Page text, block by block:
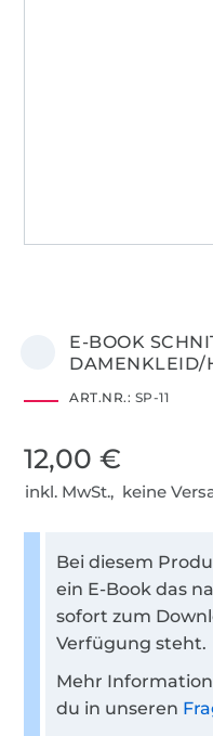
E-BOOK
DAMENKLEID/
ART.NR.: SP-11
12,00 €
inkl. MwSt., keine
Bei diesem
ein E-Book das
sofort zum
Verfügung steht.
Mehr
du in unseren